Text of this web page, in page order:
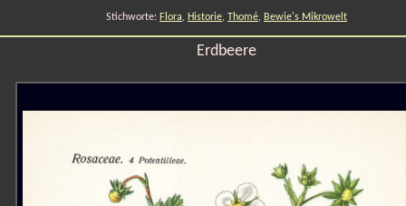
Stichworte: Flora, Historie, Thomé, Bewie's Mikrowelt
Erdbeere